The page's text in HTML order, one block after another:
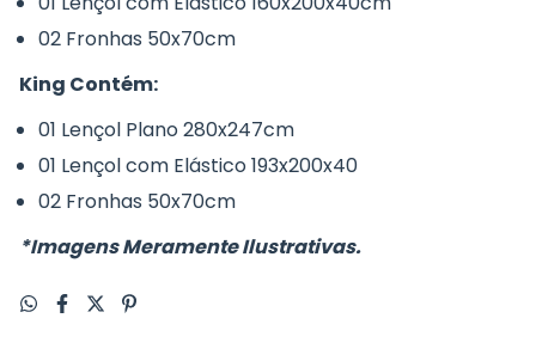
02 Fronhas 50x70cm
King Contém:
01 Lençol Plano 280x247cm
01 Lençol com Elástico 193x200x40
02 Fronhas 50x70cm
*Imagens Meramente Ilustrativas.